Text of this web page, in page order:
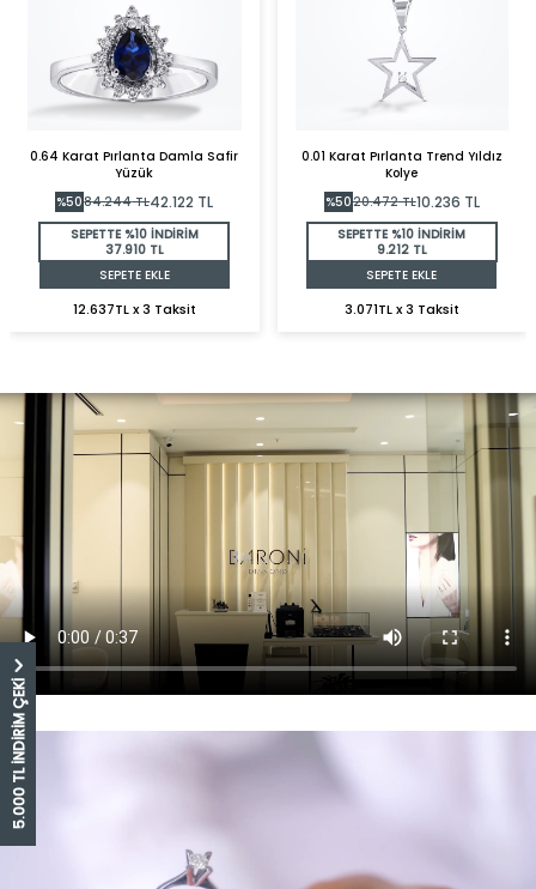
5.000 TL İNDİRİM ÇEKİ
0.64 Karat Pırlanta Damla Safir
Yüzük
%5084.244TL42.122 TL
SEPETTE %10 İNDİRİM
37.910 TL
SEPETE EKLE
12.637TL x 3 Taksit
0.01 Karat Pırlanta Trend Yıldız
Kolye
%5020.472TL10.236 TL
SEPETTE %10 İNDİRİM
9.212 TL
SEPETE EKLE
3.071TL x 3 Taksit